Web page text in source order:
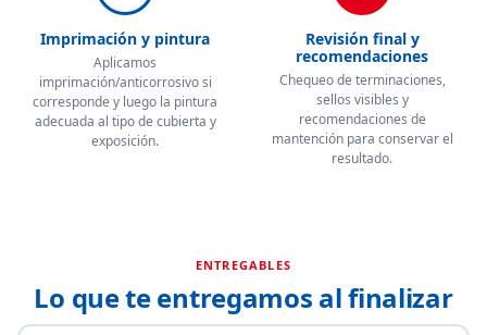
Imprimación y pintura
Aplicamos
imprimación/anticorrosivo si
corresponde y luego la pintura
adecuada al tipo de cubierta y
exposición.
Revisión final y
recomendaciones
Chequeo de terminaciones,
sellos visibles y
recomendaciones de
mantención para conservar el
resultado.
ENTREGABLES
Lo que te entregamos al finalizar